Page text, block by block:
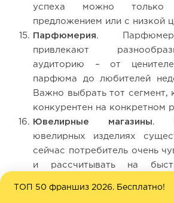
успеха можно только
предложением или с низкой
Парфюмерия.
привлекают
аудиторию – от
парфюма до любителей
Важно выбрать тот сегмент,
конкурентен на конкретном
Ювелирные магазины.
ювелирных изделиях
сейчас потребитель очень
и рассчитывать на
ТОП 50 франшиз 2026. Бесплатно!